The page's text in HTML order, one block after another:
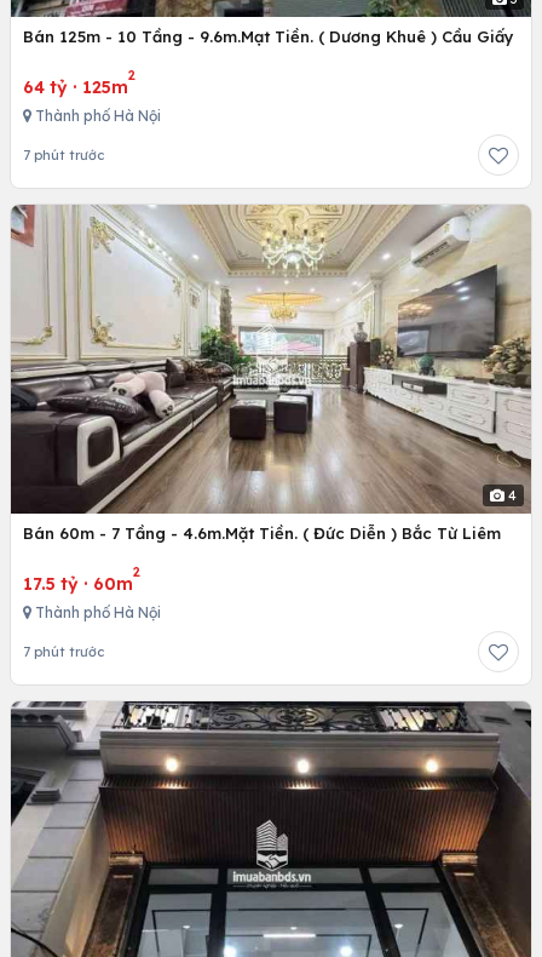
Bán 125m - 10 Tầng - 9.6m.Mạt Tiền. ( Dương Khuê ) Cầu Giấy
64 tỷ · 125m
2
Thành phố Hà Nội
7 phút trước
4
Bán 60m - 7 Tầng - 4.6m.Mặt Tiền. ( Đức Diễn ) Bắc Từ Liêm
17.5 tỷ · 60m
2
Thành phố Hà Nội
7 phút trước